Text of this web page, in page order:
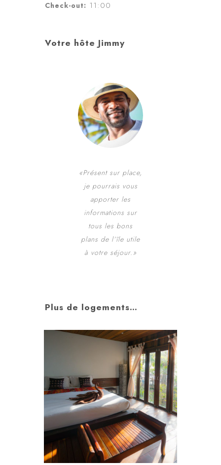
Check-out: 11:00
Votre hôte Jimmy
«Présent sur place,
je pourrais vous
apporter les
informations sur
tous les bons
plans de l’île utile
à votre séjour.»
Plus de logements…